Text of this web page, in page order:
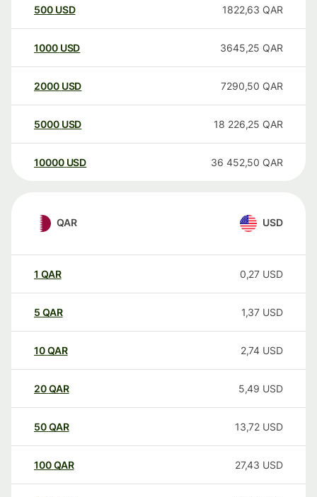
500 USD 1822,63 QAR
1000 USD 3645,25 QAR
2000 USD 7290,50 QAR
5000 USD 18 226,25 QAR
10000 USD 36 452,50 QAR
QAR USD
1 QAR 0,27 USD
5 QAR 1,37 USD
10QAR 2,74 USD
20QAR 5,49 USD
50QAR 13,72 USD
100QAR 27,43 USD